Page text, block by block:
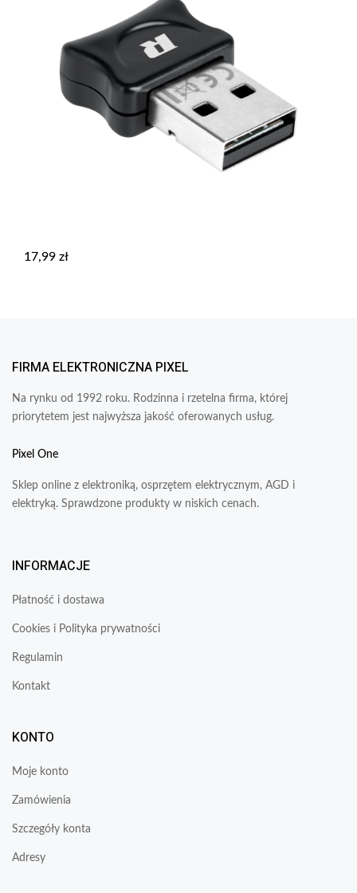
17,99 zł
FIRMA ELEKTRONICZNA PIXEL
Na rynku od 1992 roku. Rodzinna i rzetelna firma, której
priorytetem jest najwyższa jakość oferowanych usług.
Pixel One
Sklep online z elektroniką, osprzętem elektrycznym, AGD i
elektryką. Sprawdzone produkty w niskich cenach.
INFORMACJE
Płatność i dostawa
Cookies i Polityka prywatności
Regulamin
Kontakt
KONTO
Moje konto
Zamówienia
Szczegóły konta
Adresy